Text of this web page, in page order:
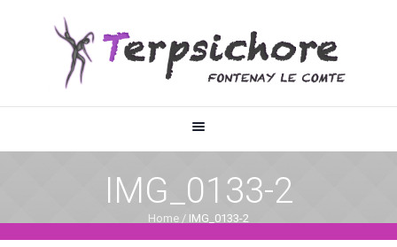
IMG_0133-2
Home / IMG_0133-2